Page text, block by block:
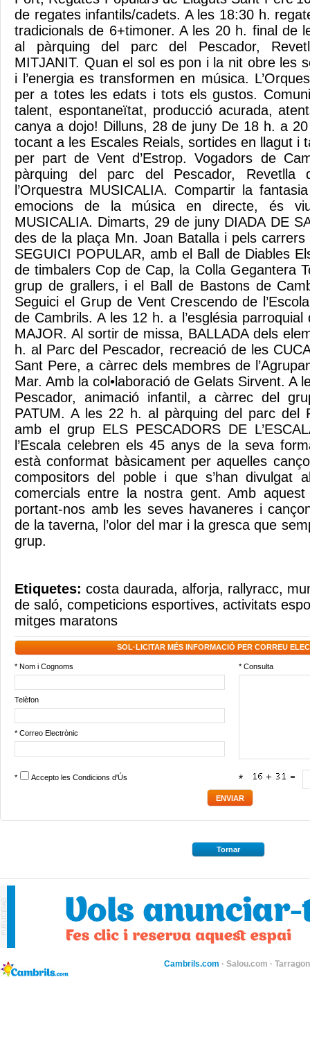
de regates infantils/cadets. A les 18:30 h.
tradicionals de 6+timoner. A les 20 h. final de
al pàrquing del parc del Pescador,
MITJANIT. Quan el sol es pon i la nit obre les
i l’energia es transformen en música.
per a totes les edats i tots els gustos.
talent, espontaneïtat, producció acurada,
canya a dojo! Dilluns, 28 de juny De 18 h. a
tocant a les Escales Reials, sortides en llagut i
per part de Vent d’Estrop. Vogadors de
pàrquing del parc del Pescador, Revetlla
l’Orquestra MUSICALIA. Compartir la
emocions de la música en directe, és
MUSICALIA. Dimarts, 29 de juny DIADA DE
des de la plaça Mn. Joan Batalla i pels
SEGUICI POPULAR, amb el Ball de Diables
de timbalers Cop de Cap, la Colla Gegantera
grup de grallers, i el Ball de Bastons de
Seguici el Grup de Vent Crescendo de
de Cambrils. A les 12 h. a l’església
MAJOR. Al sortir de missa, BALLADA dels
h. al Parc del Pescador, recreació de les
Sant Pere, a càrrec dels membres de
Mar. Amb la col•laboració de Gelats Sirvent. A
Pescador, animació infantil, a càrrec del
PATUM. A les 22 h. al pàrquing del parc del
amb el grup ELS PESCADORS DE
l’Escala celebren els 45 anys de la seva
està conformat bàsicament per aquelles
compositors del poble i que s’han divulgat
comercials entre la nostra gent. Amb
portant-nos amb les seves havaneres i
de la taverna, l’olor del mar i la gresca que
grup.
Etiquetes: costa daurada, alforja, rallyracc,
de saló, competicions esportives, activitats
mitges maratons
SOL·LICITAR MÉS INFORMACIÓ PER CORREU
* Nom i Cognoms * Consulta
Telèfon
* Correo Electrònic
* Accepto les Condicions d'Ús *
Tornar
Cambrils.com · Salou.com ·